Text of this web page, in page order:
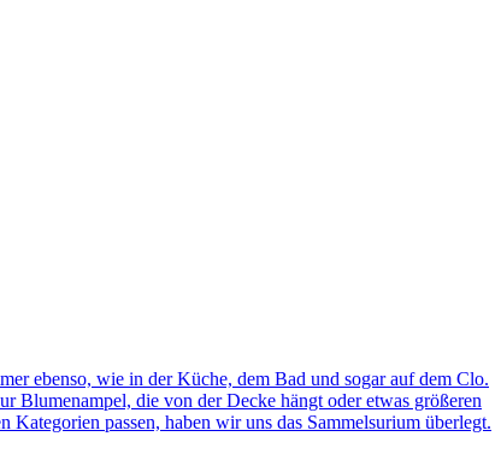
ebenso, wie in der Küche, dem Bad und sogar auf dem Clo.
Blumenampel, die von der Decke hängt oder etwas größeren
passen, haben wir uns das Sammelsurium überlegt.